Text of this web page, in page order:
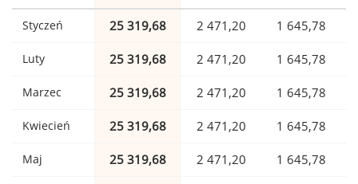
Styczeń 25 319,68 2 471,20 1 645,78
Luty 25 319,68 2 471,20 1 645,78
Marzec 25 319,68 2 471,20 1 645,78
Kwiecień 25 319,68 2 471,20 1 645,78
Maj 25 319,68 2 471,20 1 645,78